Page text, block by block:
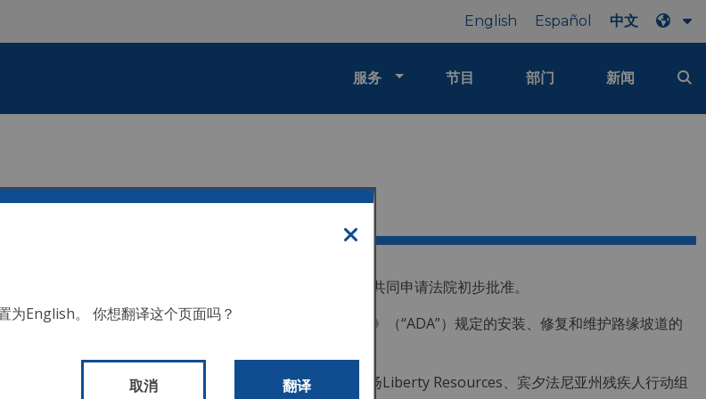
English Español 中文
服务 节目 部门 新闻
cv-03846号）中已达成和解协议。 双方已敲定协议，并共同申请法院初步批准。
财政年度将有2,000个坡道里程碑。 除了《美国残疾人法》（“ADA”）规定的安装、修复和维护路缘坡道的
上进行此类工作。
社区的行人访问/存取提供无障碍改善和投资。 纽约市赞扬Liberty Resources、宾夕法尼亚州残疾人行动组
为English。 你想翻译这个页面吗？
取消 翻译